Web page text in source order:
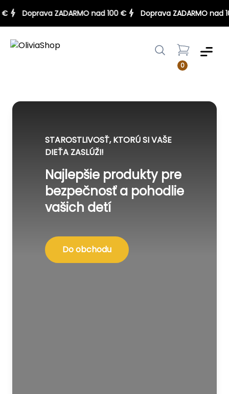
€ Doprava ZADARMO nad 100 € Doprava ZADARMO
0
Menu
STAROSTLIVOSŤ, KTORÚ SI VAŠE
DIEŤA ZASLÚŽI!
Najlepšie produkty pre
bezpečnosť a pohodlie
vašich detí
Do obchodu